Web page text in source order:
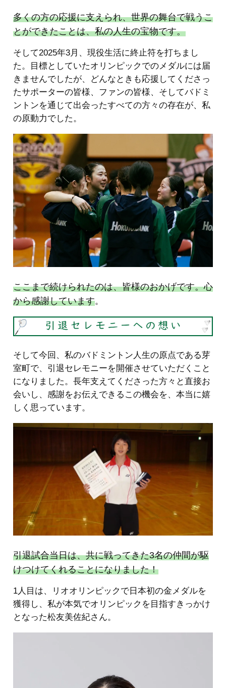
多くの方の応援に支えられ、世界の舞台で戦うこ
とができたことは、私の人生の宝物です。
そして2025年3月、現役生活に終止符を打ちまし
た。目標としていたオリンピックでのメダルには届
きませんでしたが、どんなときも応援してくださっ
たサポーターの皆様、ファンの皆様、そしてバドミ
ントンを通じて出会ったすべての方々の存在が、私
の原動力でした。
ここまで続けられたのは、皆様のおかげです。心
から感謝しています。
そして今回、私のバドミントン人生の原点である芽
室町で、引退セレモニーを開催させていただくこと
になりました。長年支えてくださった方々と直接お
会いし、感謝をお伝えできるこの機会を、本当に嬉
しく思っています。
引退試合当日は、共に戦ってきた3名の仲間が駆
けつけてくれることになりました！
1人目は、リオオリンピックで日本初の金メダルを
獲得し、私が本気でオリンピックを目指すきっかけ
となった松友美佐紀さん。